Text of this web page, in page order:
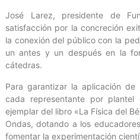
José Larez, presidente de
satisfacción por la concreción
la conexión del público con la
un antes y un después en la
cátedras.
Para garantizar la aplicación
cada representante por
ejemplar del libro «La Física del
Ondas, dotando a los
fomentar la experimentación